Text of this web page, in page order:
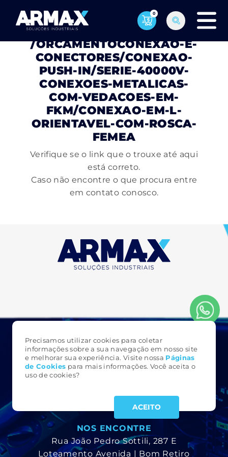
Precisamos utilizar cookies para coletar
informações sobre a sua navegação em nosso site
e melhorar sua experiência. Visite nossa Páginas
de Cookies para mais informações. Você aceita o
uso de cookies?
ACEITO
0
PÁGINA NÃO ENCONTRADA
/ORCAMENTOCONEXAO-E-
CONECTORES/CONEXAO-
PUSH-IN/SERIE-40000V-
CONEXOES-METALICAS-
COM-VEDACOES-EM-
FKM/CONEXAO-EM-L-
ORIENTAVEL-COM-ROSCA-
FEMEA
Verifique se o link que o trouxe até aqui
está correto.
Caso não encontre o que procura entre
em contato conosco.
NOS ENCONTRE
Rua João Pedro Sottili, 287 E
Loteamento Avenida | Bom Retiro
FALE CONOSCO
(49)3323 6161